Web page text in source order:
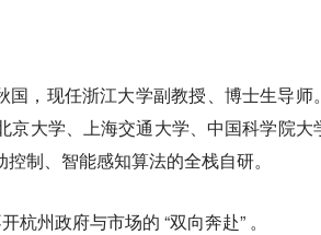
国，现任浙江大学副教授、博士生导师
大学、上海交通大学、中国科学院大
制、智能感知算法的全栈自研。
州政府与市场的 “双向奔赴” 。